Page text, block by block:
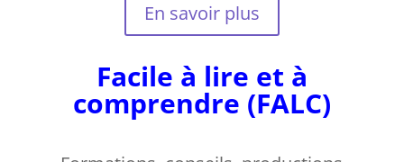
En savoir plus
Facile à lire et à
comprendre (FALC)